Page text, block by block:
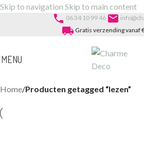
Skip to navigation Skip to main content
phone 06 34 10 99 46 email
local_shipping Gratis verzending vanaf
MENU
Home/Producten getagged “lezen”